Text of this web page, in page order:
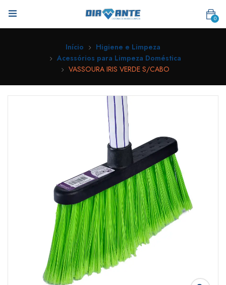
0
Início
Higiene e Limpeza
Acessórios para Limpeza Doméstica
VASSOURA IRIS VERDE S/CABO